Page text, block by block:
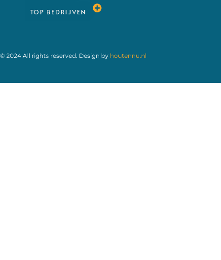
TOP BEDRIJVEN
© 2024 All rights reserved. Design by houtennu.nl